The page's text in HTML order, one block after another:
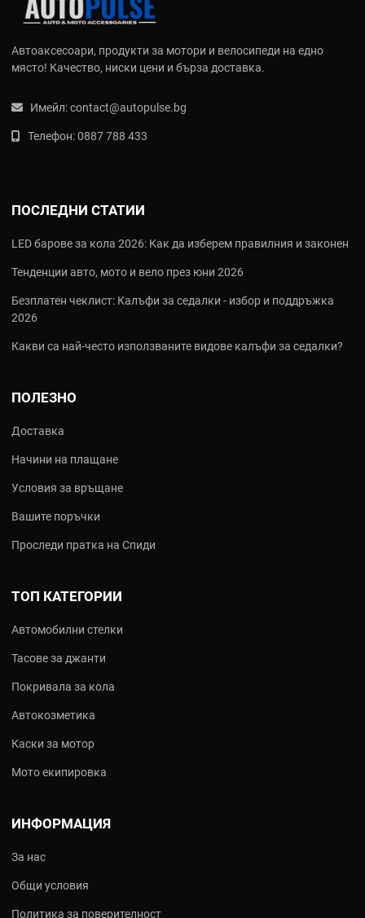
Автоаксесоари, продукти за мотори и велосипеди на едно
място! Качество, ниски цени и бърза доставка.
Имейл:contact@autopulse.bg
Телефон:0887 788 433
ПОСЛЕДНИ СТАТИИ
LED барове за кола 2026: Как да изберем правилния и законен
Тенденции авто, мото и вело през юни 2026
Безплатен чеклист: Калъфи за седалки - избор и поддръжка
2026
Какви са най‑често използваните видове калъфи за седалки?
ПОЛЕЗНО
Доставка
Начини на плащане
Условия за връщане
Вашите поръчки
Проследи пратка на Спиди
ТОП КАТЕГОРИИ
Автомобилни стелки
Тасове за джанти
Покривала за кола
Автокозметика
Каски за мотор
Мото екипировка
ИНФОРМАЦИЯ
За нас
Общи условия
Политика за поверителност